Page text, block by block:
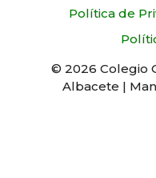
Política de
© 2026 Colegio
Albacete |